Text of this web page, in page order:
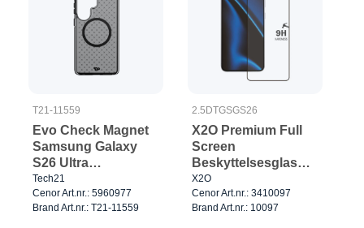
T21-11559
Evo Check Magnet
Samsung Galaxy
S26 Ultra
Smokey/Sort
Tech21
Cenor Art.nr.: 5960977
Brand Art.nr.: T21-11559
2.5DTGSGS26
X2O Premium Full
Screen
Beskyttelsesglas
Samsung Galaxy
S26
X2O
Cenor Art.nr.: 3410097
Brand Art.nr.: 10097